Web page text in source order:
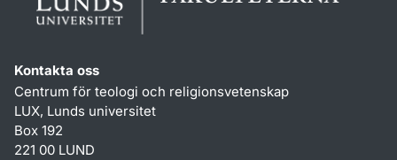
Kontakta oss
Centrum för teologi och religionsvetenskap
LUX, Lunds universitet
Box 192
221 00 LUND